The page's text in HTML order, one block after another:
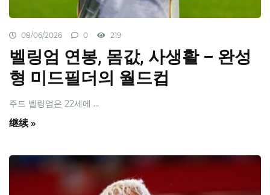
08/06/2026 0 219
벨링엄 연봉, 몸값, 사생활 – 완성
형 미드필더의 월드컵
주드 벨링엄은 22세에 ...
继续 »